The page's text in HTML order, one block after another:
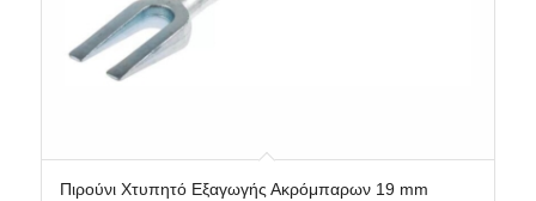
Πιρούνι Χτυπητό Εξαγωγής Ακρόμπαρων 19 mm